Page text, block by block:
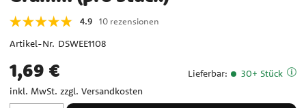
4.9 10 rezensionen
Artikel-Nr. DSWEE1108
Preis:1,69 €
1,69 €
inkl. MwSt. zzgl. Versandkosten
Lieferbar: 30+ Stück